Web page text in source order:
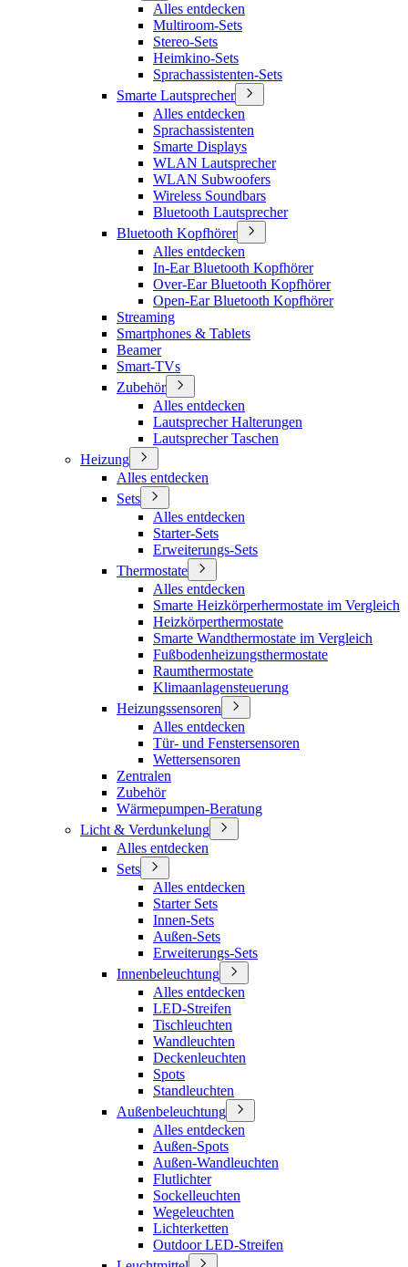
Alles entdecken
Multiroom-Sets
Stereo-Sets
Heimkino-Sets
Sprachassistenten-Sets
Smarte Lautsprecher
Alles entdecken
Sprachassistenten
Smarte Displays
WLAN Lautsprecher
WLAN Subwoofers
Wireless Soundbars
Bluetooth Lautsprecher
Bluetooth Kopfhörer
Alles entdecken
In-Ear Bluetooth Kopfhörer
Over-Ear Bluetooth Kopfhörer
Open-Ear Bluetooth Kopfhörer
Streaming
Smartphones & Tablets
Beamer
Smart-TVs
Zubehör
Alles entdecken
Lautsprecher Halterungen
Lautsprecher Taschen
Heizung
Alles entdecken
Sets
Alles entdecken
Starter-Sets
Erweiterungs-Sets
Thermostate
Alles entdecken
Smarte Heizkörperhermostate im Vergleich
Heizkörperthermostate
Smarte Wandthermostate im Vergleich
Fußbodenheizungsthermostate
Raumthermostate
Klimaanlagensteuerung
Heizungssensoren
Alles entdecken
Tür- und Fenstersensoren
Wettersensoren
Zentralen
Zubehör
Wärmepumpen-Beratung
Licht & Verdunkelung
Alles entdecken
Sets
Alles entdecken
Starter Sets
Innen-Sets
Außen-Sets
Erweiterungs-Sets
Innenbeleuchtung
Alles entdecken
LED-Streifen
Tischleuchten
Wandleuchten
Deckenleuchten
Spots
Standleuchten
Außenbeleuchtung
Alles entdecken
Außen-Spots
Außen-Wandleuchten
Flutlichter
Sockelleuchten
Wegeleuchten
Lichterketten
Outdoor LED-Streifen